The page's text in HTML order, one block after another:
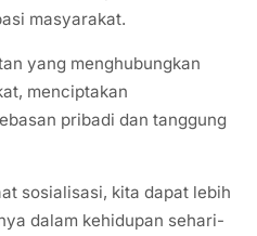
masyarakat.
yang menghubungkan
menciptakan
pribadi dan tanggung
sosialisasi, kita dapat lebih
dalam kehidupan sehari-